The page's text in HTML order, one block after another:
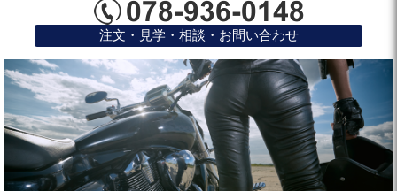
注文・見学・相談・お問い合わせ